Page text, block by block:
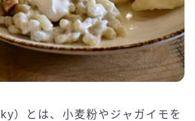
）とは、小麦粉やジャガイモを